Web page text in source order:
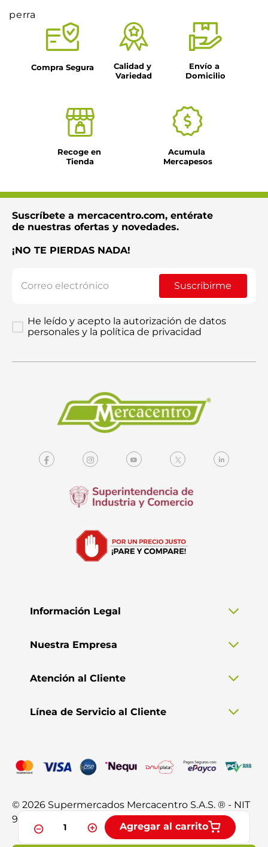
Agregar al carrito
perra
Compra Segura
Calidad y
Variedad
Envío a
Domicilio
Recoge en
Tienda
Acumula
Mercapesos
Suscríbete a mercacentro.com, entérate
de nuestras ofertas y novedades.
¡NO TE PIERDAS NADA!
Suscribirme
He leído y acepto la autorización de datos
personales y la política de privacidad
Información Legal
Nuestra Empresa
Atención al Cliente
Línea de Servicio al Cliente
© 2026 Supermercados Mercacentro S.A.S. ® - NIT
901.370.428-3. Todos los derechos reservados.